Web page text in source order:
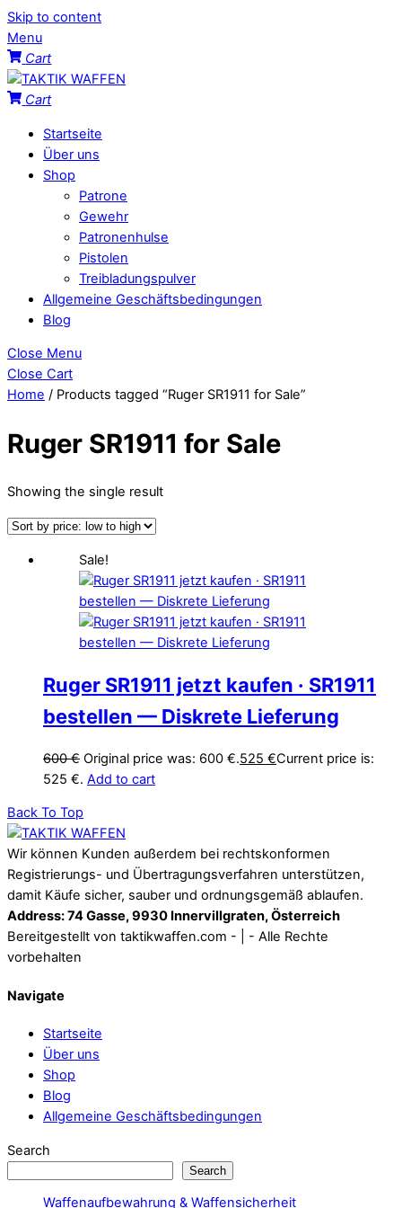
Skip to content
Menu
Cart
Cart
Startseite
Über uns
Shop
Patrone
Gewehr
Patronenhulse
Pistolen
Treibladungspulver
Allgemeine Geschäftsbedingungen
Blog
Close Menu
Close Cart
Home / Products tagged “Ruger SR1911 for Sale”
Ruger SR1911 for Sale
Showing the single result
Sale!
Ruger SR1911 jetzt kaufen · SR1911
bestellen — Diskrete Lieferung
600€ Original price was: 600 €.525 €Current price is:
525 €. Add to cart
Back To Top
Wir können Kunden außerdem bei rechtskonformen
Registrierungs- und Übertragungsverfahren unterstützen,
damit Käufe sicher, sauber und ordnungsgemäß ablaufen.
Address: 74 Gasse, 9930 Innervillgraten, Österreich
Bereitgestellt von taktikwaffen.com - | - Alle Rechte
vorbehalten
Navigate
Startseite
Über uns
Shop
Blog
Allgemeine Geschäftsbedingungen
Search
Search
Waffenaufbewahrung & Waffensicherheit